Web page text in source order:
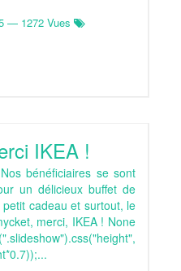
— 1272 Vues
IKEA !
bénéficiaires se sont
un délicieux buffet de
cadeau et surtout, le
merci, IKEA ! None